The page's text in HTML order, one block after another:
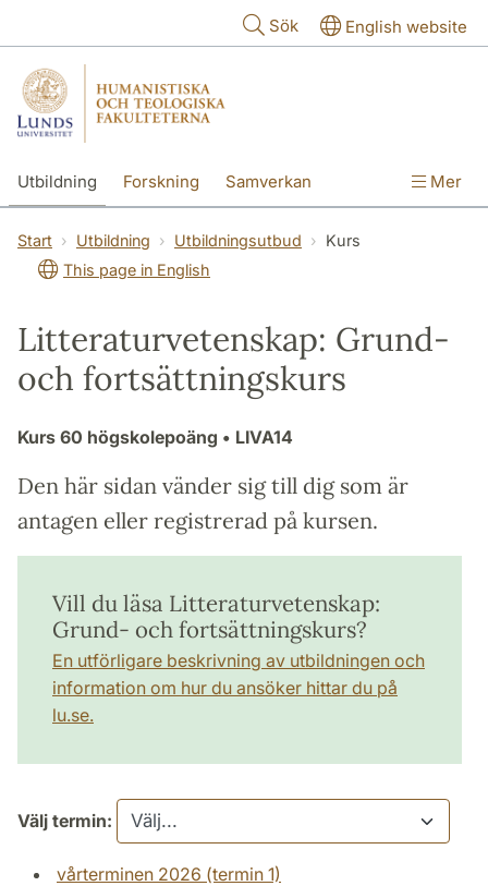
Sök English website
Utbildning Forskning Samverkan Mer
Start Utbildning Utbildningsutbud
Kurs
This page in English
Litteraturvetenskap: Grund-
och fortsättningskurs
Kurs 60 högskolepoäng • LIVA14
Den här sidan vänder sig till dig som är
antagen eller registrerad på kursen.
Vill du läsa Litteraturvetenskap:
Grund- och fortsättningskurs?
En utförligare beskrivning av utbildningen och
information om hur du ansöker hittar du på
lu.se.
Välj termin:
vårterminen 2026 (termin 1)